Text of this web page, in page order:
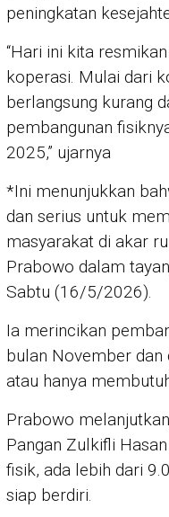
peningkatan
“Hari ini kita
koperasi. Mulai dari
berlangsung kurang
pembangunan
2025,” ujarnya
*Ini menunjukkan
dan serius untuk
masyarakat di akar
Prabowo dalam
Sabtu (16/5/2026).
Ia merincikan
bulan November dan
atau hanya
Prabowo
Pangan Zulkifli
fisik, ada lebih dari
siap berdiri.